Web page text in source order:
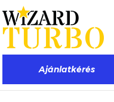
Ajánlatkérés